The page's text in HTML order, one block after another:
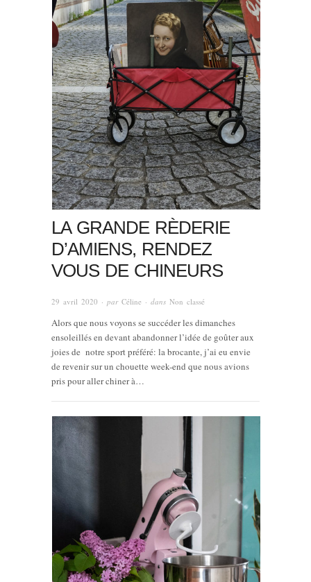
LA GRANDE RÈDERIE
D’AMIENS, RENDEZ
VOUS DE CHINEURS
29 avril 2020 · par Céline · dans Non classé
Alors que nous voyons se succéder les dimanches
ensoleillés en devant abandonner l’idée de goûter aux
joies de notre sport préféré: la brocante, j’ai eu envie
de revenir sur un chouette week-end que nous avions
pris pour aller chiner à…